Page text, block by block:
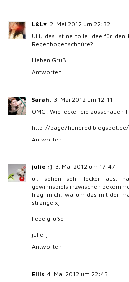
L&L♥ 2. Mai 2012 um 22:32
Uiii, das ist ne tolle Idee für den
Regenbogenschnüre?
Lieben Gruß
Antworten
Sarah. 3. Mai 2012 um 12:11
OMG! Wie lecker die ausschauen
http://page7hundred.blogspot.de/
Antworten
julie :] 3. Mai 2012 um 17:47
ui, sehen sehr lecker aus.
gewinnspiels inzwischen
frag' mich, warum das mit der
strange x]
liebe grüße
julie:]
Antworten
Ellis 4. Mai 2012 um 22:45